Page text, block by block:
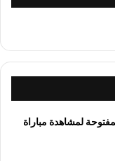
لمشاهدة مباراة